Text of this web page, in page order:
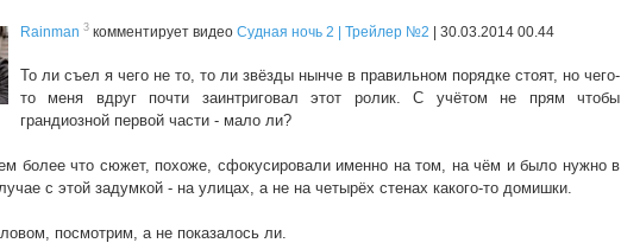
Rainman 3 комментирует видео Судная ночь 2 | Трейлер №2 | 30.03.2014 00.44
То ли съел я чего не то, то ли звёзды нынче в правильном порядке стоят, но чего-
то меня вдруг почти заинтриговал этот ролик. С учётом не прям чтобы
грандиозной первой части - мало ли?
более что сюжет, похоже, сфокусировали именно на том, на чём и было нужно в
с этой задумкой - на улицах, а не на четырёх стенах какого-то домишки.
посмотрим, а не показалось ли.